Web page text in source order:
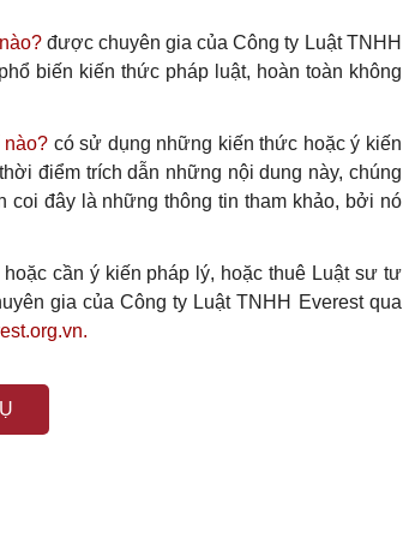
được chuyên gia của Công ty Luật TNHH
biến kiến thức pháp luật, hoàn toàn không
nào? có sử dụng những kiến thức hoặc ý kiến
điểm trích dẫn những nội dung này, chúng
coi đây là những thông tin tham khảo, bởi nó
cần ý kiến pháp lý, hoặc thuê Luật sư tư
gia của Công ty Luật TNHH Everest qua